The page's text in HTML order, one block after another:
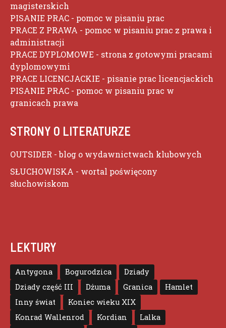
magisterskich
PISANIE PRAC - pomoc w pisaniu prac
PRACE Z PRAWA - pomoc w pisaniu prac z prawa i
administracji
PRACE DYPLOMOWE - strona z gotowymi pracami
dyplomowymi
PRACE LICENCJACKIE - pisanie prac licencjackich
PISANIE PRAC - pomoc w pisaniu prac w
granicach prawa
STRONY O LITERATURZE
OUTSIDER - blog o wydawnictwach klubowych
SŁUCHOWISKA - wortal poświęcony
słuchowiskom
LEKTURY
Antygona Bogurodzica
Dziady
Dziady część III
Dżuma Granica
Hamlet
Inny świat
Koniec wieku XIX
Konrad Wallenrod
Kordian
Lalka